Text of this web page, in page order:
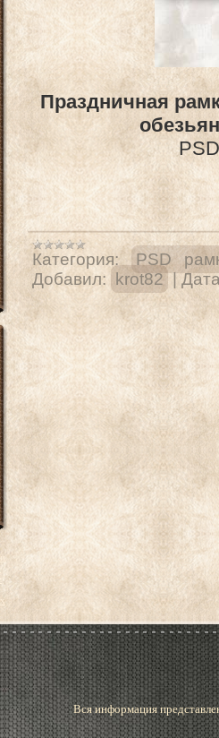
Праздничная
Категория:
PSD
Добавил:
krot82 |
Вся информация